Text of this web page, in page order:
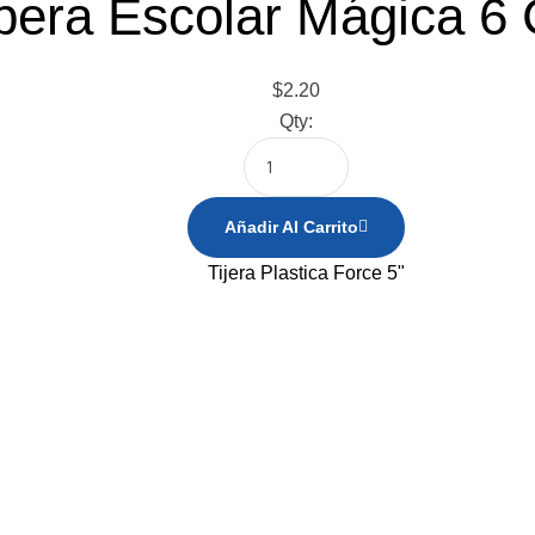
Escolar Mágica 6
$2.20
Qty:
Añadir Al Carrito